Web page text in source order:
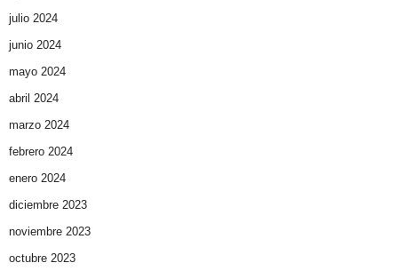
julio 2024
junio 2024
mayo 2024
abril 2024
marzo 2024
febrero 2024
enero 2024
diciembre 2023
noviembre 2023
octubre 2023